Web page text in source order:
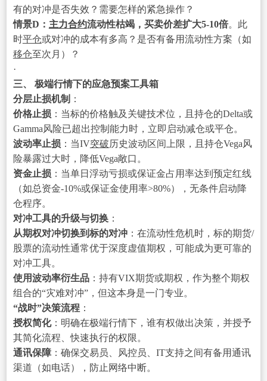
有的对冲是否失效？需要怎样的紧急操作？
情景D： 主力合约流动性枯竭，买卖价差扩大5-10倍。此
时平仓或对冲的成本有多高？是否有备用流动性方案（如
移仓至次月）？
·
三、 极端行情下的应急预案工具箱
分层止损机制 ：
价格止损：当标的价格触及关键技术位，且持仓的Delta或
Gamma风险已超出控制能力时，立即启动减仓或平仓。
波动率止损：当IV突破历史波动区间上限，且持仓Vega风
险暴露过大时，降低Vega敞口。
资金止损：当单日浮动亏损或保证金占用率达到预定红线
（如总资金-10%或保证金使用率>80%），无条件启动降
仓程序。
对冲工具的升级与切换：
从期权对冲切换到标的对冲：在流动性危机时，标的期货/
股票的流动性通常优于深度虚值期权，可能成为更可靠的
对冲工具。
使用波动率衍生品：持有VIX期货或期权，作为整个期权
组合的“灾难对冲”，但这本身是一门专业。
“战时”决策流程：
授权简化：明确在极端行情下，谁有权做出决策，并授予
其简化流程、快速执行的权限。
通讯保障：确保交易员、风控员、IT支持之间有备用通讯
渠道（如电话），防止网络中断。